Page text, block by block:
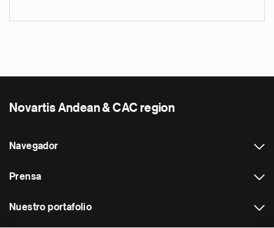
Novartis Andean & CAC region
Navegador
Prensa
Nuestro portafolio